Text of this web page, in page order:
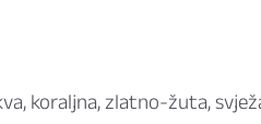
koraljna, zlatno-žuta,